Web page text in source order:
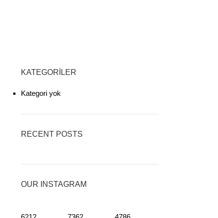
KATEGORILER
Kategori yok
RECENT POSTS
OUR INSTAGRAM